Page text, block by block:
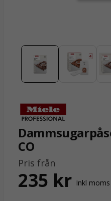
CO
Pris från
235 kr Inkl moms